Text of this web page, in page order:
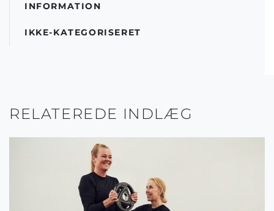
INFORMATION
IKKE-KATEGORISERET
RELATEREDE INDLÆG